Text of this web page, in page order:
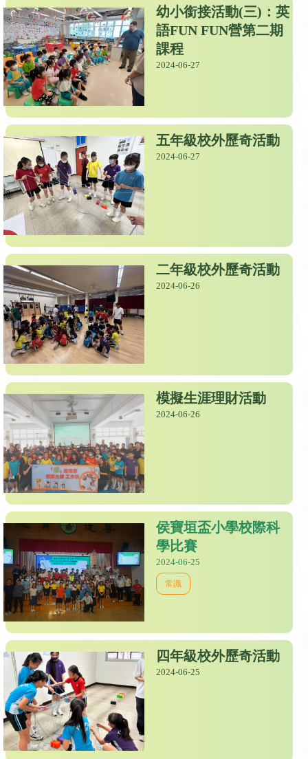
幼小銜接活動(三)：英
語FUN FUN營第二期
課程
2024-06-27
五年級校外歷奇活動
2024-06-27
二年級校外歷奇活動
2024-06-26
模擬生涯理財活動
2024-06-26
侯寶垣盃小學校際科
學比賽
2024-06-25
常識
四年級校外歷奇活動
2024-06-25